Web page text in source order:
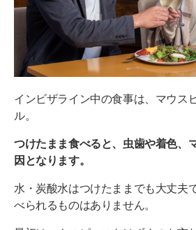
インビザライン中の食事は、マウス
ル。
つけたまま食べると、虫歯や着色、
因となります。
水・炭酸水はつけたままでも大丈夫
べられるものはありません。